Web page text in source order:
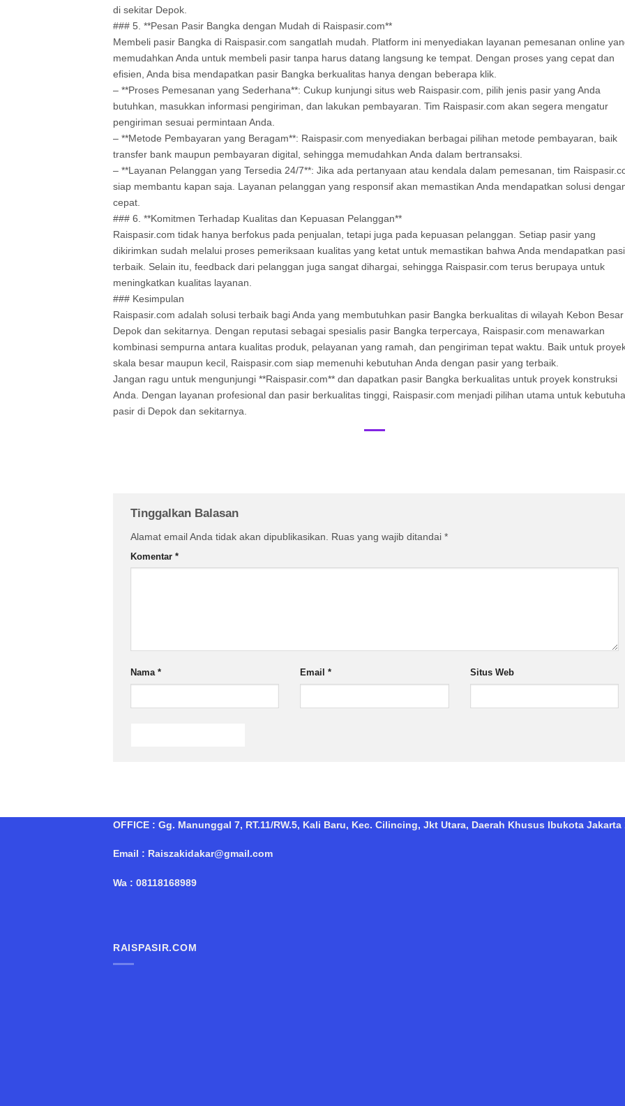
di sekitar Depok.
### 5. **Pesan Pasir Bangka dengan Mudah di Raispasir.com**
Membeli pasir Bangka di Raispasir.com sangatlah mudah. Platform ini menyediakan layanan pemesanan online
memudahkan Anda untuk membeli pasir tanpa harus datang langsung ke tempat. Dengan proses yang cepat dan
efisien, Anda bisa mendapatkan pasir Bangka berkualitas hanya dengan beberapa klik.
– **Proses Pemesanan yang Sederhana**: Cukup kunjungi situs web Raispasir.com, pilih jenis pasir yang Anda
butuhkan, masukkan informasi pengiriman, dan lakukan pembayaran. Tim Raispasir.com akan segera mengatur
pengiriman sesuai permintaan Anda.
– **Metode Pembayaran yang Beragam**: Raispasir.com menyediakan berbagai pilihan metode pembayaran, baik
transfer bank maupun pembayaran digital, sehingga memudahkan Anda dalam bertransaksi.
– **Layanan Pelanggan yang Tersedia 24/7**: Jika ada pertanyaan atau kendala dalam pemesanan, tim
siap membantu kapan saja. Layanan pelanggan yang responsif akan memastikan Anda mendapatkan solusi
cepat.
### 6. **Komitmen Terhadap Kualitas dan Kepuasan Pelanggan**
Raispasir.com tidak hanya berfokus pada penjualan, tetapi juga pada kepuasan pelanggan. Setiap pasir yang
dikirimkan sudah melalui proses pemeriksaan kualitas yang ketat untuk memastikan bahwa Anda mendapatkan
terbaik. Selain itu, feedback dari pelanggan juga sangat dihargai, sehingga Raispasir.com terus berupaya untuk
meningkatkan kualitas layanan.
### Kesimpulan
Raispasir.com adalah solusi terbaik bagi Anda yang membutuhkan pasir Bangka berkualitas di wilayah Kebon Besar
Depok dan sekitarnya. Dengan reputasi sebagai spesialis pasir Bangka terpercaya, Raispasir.com menawarkan
kombinasi sempurna antara kualitas produk, pelayanan yang ramah, dan pengiriman tepat waktu. Baik untuk
skala besar maupun kecil, Raispasir.com siap memenuhi kebutuhan Anda dengan pasir yang terbaik.
Jangan ragu untuk mengunjungi **Raispasir.com** dan dapatkan pasir Bangka berkualitas untuk proyek konstruksi
Anda. Dengan layanan profesional dan pasir berkualitas tinggi, Raispasir.com menjadi pilihan utama untuk
pasir di Depok dan sekitarnya.
Tinggalkan Balasan
Alamat email Anda tidak akan dipublikasikan. Ruas yang wajib ditandai *
Komentar *
Nama * Email* Situs Web
OFFICE : Gg. Manunggal 7, RT.11/RW.5, Kali Baru, Kec. Cilincing, Jkt Utara, Daerah Khusus Ibukota Jakarta
Email : Raiszakidakar@gmail.com
Wa : 08118168989
RAISPASIR.COM